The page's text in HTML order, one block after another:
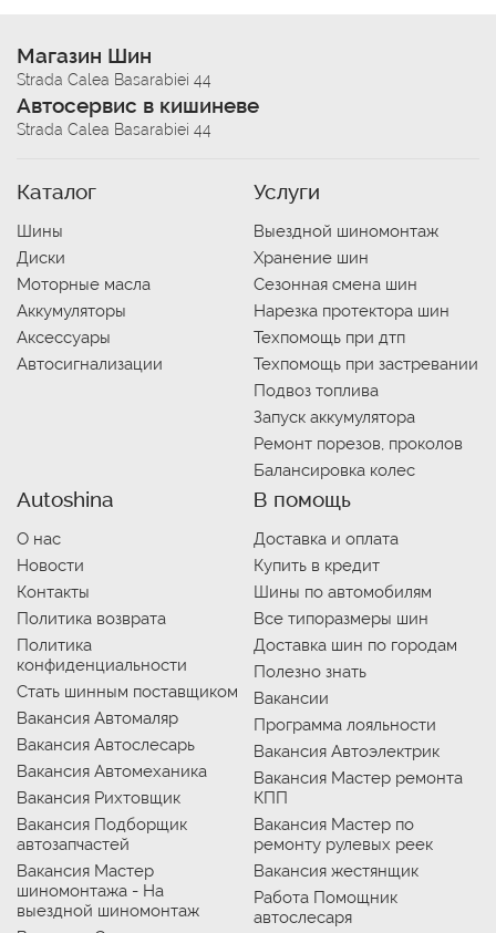
Магазин Шин
Strada Calea Basarabiei 44
Автосервис в кишиневе
Strada Calea Basarabiei 44
Каталог
Шины
Диски
Моторные масла
Аккумуляторы
Аксессуары
Автосигнализации
Услуги
Выездной шиномонтаж
Хранение шин
Сезонная смена шин
Нарезка протектора шин
Техпомощь при дтп
Техпомощь при застревании
Подвоз топлива
Запуск аккумулятора
Ремонт порезов, проколов
Балансировка колес
Autoshina
О нас
Новости
Контакты
Политика возврата
Политика
конфиденциальности
Стать шинным поставщиком
Вакансия Автомаляр
Вакансия Автослесарь
Вакансия Автомеханика
Вакансия Рихтовщик
Вакансия Подборщик
автозапчастей
Вакансия Мастер
шиномонтажа - На
выездной шиномонтаж
В помощь
Доставка и оплата
Купить в кредит
Шины по автомобилям
Все типоразмеры шин
Доставка шин по городам
Полезно знать
Вакансии
Программа лояльности
Вакансия Автоэлектрик
Вакансия Мастер ремонта
КПП
Вакансия Мастер по
ремонту рулевых реек
Вакансия жестянщик
Работа Помощник
автослесаря